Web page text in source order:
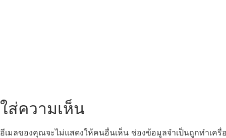
ใส่ความเห็น
อีเมลของคุณจะไม่แสดงให้คนอื่นเห็น ช่องข้อมูลจำเป็นถูกทำเครื่